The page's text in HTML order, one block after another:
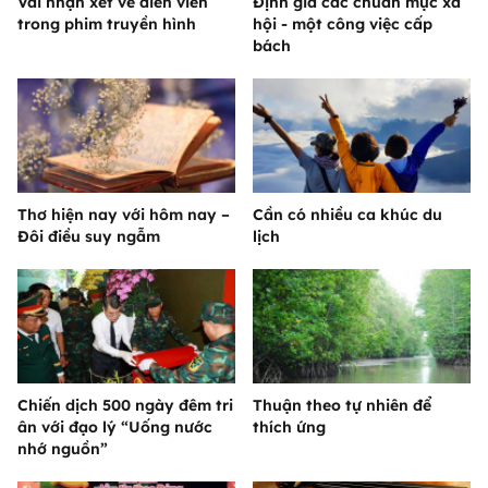
trong phim truyền hình
hội - một công việc cấp
bách
Thơ hiện nay với hôm nay –
Đôi điều suy ngẫm
Cần có nhiều ca khúc du
lịch
Chiến dịch 500 ngày đêm tri
ân với đạo lý “Uống nước
nhớ nguồn”
Thuận theo tự nhiên để
thích ứng